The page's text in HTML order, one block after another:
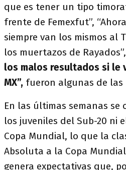
que es tener un tipo
frente de Femexfut”,
siempre van los mismos al
los muertazos de Rayados”,
los malos resultados si le
MX”, fueron algunas de las
En las últimas semanas
los juveniles del Sub-20 ni
Copa Mundial, lo que la
Absoluta a la Copa
genera expectativas que,